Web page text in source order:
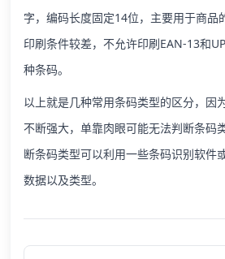
字，编码长度固定14位，主要用于商品
印刷条件较差，不允许印刷EAN-13和
种条码。
以上就是几种常用条码类型的区分，因
不断强大，单靠肉眼可能无法判断条码
断条码类型可以利用一些条码识别软件
数据以及类型。